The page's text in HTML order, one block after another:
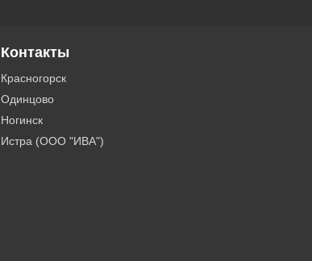
Контакты
Красногорск
Одинцово
Ногинск
Истра (ООО "ИВА")